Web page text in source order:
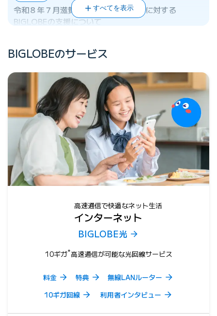
令和８年７月滋賀県甲賀市の土砂崩れに対する
BIGLOBEの支援について
令和８年６月24日からの大雨に伴う災害に対する
BIGLOBEの支援について
すべてを表示
BIGLOBEのサービス
高速通信で快適なネット生活
インターネット
BIGLOBE光
10ギガ*高速通信が可能な光回線サービス
料金 特典
無線LANルーター
10ギガ回線
利用者インタビュー